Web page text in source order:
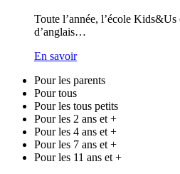
Toute l’année, l’école Kids&Us
d’anglais…
En savoir
Pour les parents
Pour tous
Pour les tous petits
Pour les 2 ans et +
Pour les 4 ans et +
Pour les 7 ans et +
Pour les 11 ans et +